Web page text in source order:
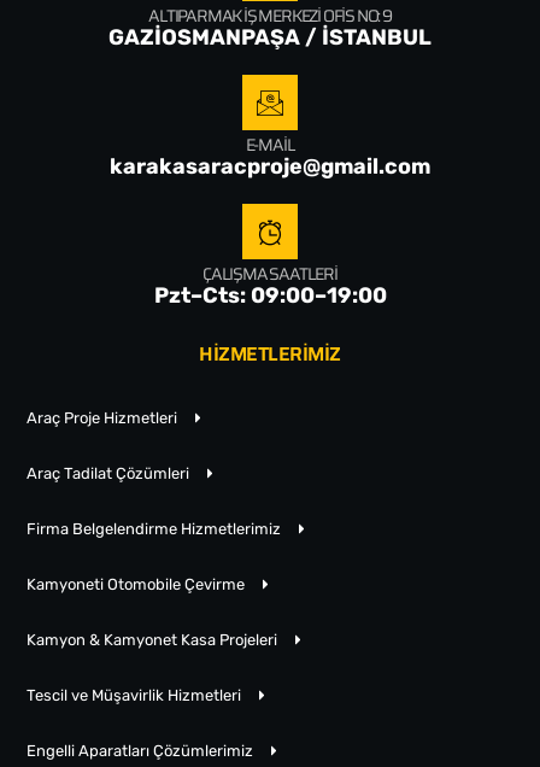
ALTIPARMAK İŞ MERKEZI OFIS NO: 9
GAZİOSMANPAŞA / İSTANBUL
E-MAIL
karakasaracproje@gmail.com
ÇALIŞMA SAATLERI
Pzt–Cts: 09:00–19:00
HİZMETLERİMİZ
Araç Proje Hizmetleri
Araç Tadilat Çözümleri
Firma Belgelendirme Hizmetlerimiz
Kamyoneti Otomobile Çevirme
Kamyon & Kamyonet Kasa Projeleri
Tescil ve Müşavirlik Hizmetleri
Engelli Aparatları Çözümlerimiz